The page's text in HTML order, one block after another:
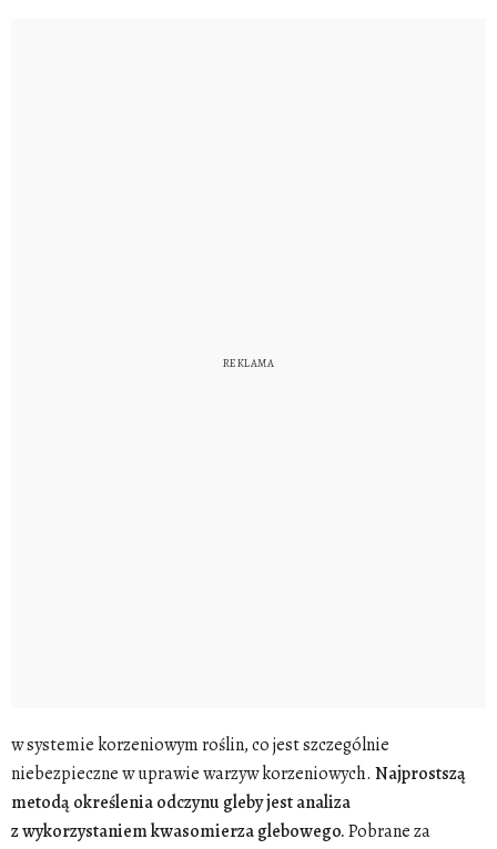
w systemie korzeniowym roślin, co jest szczególnie
niebezpieczne w uprawie warzyw korzeniowych. Najprostszą
metodą określenia odczynu gleby jest analiza
z wykorzystaniem kwasomierza glebowego.Pobrane za